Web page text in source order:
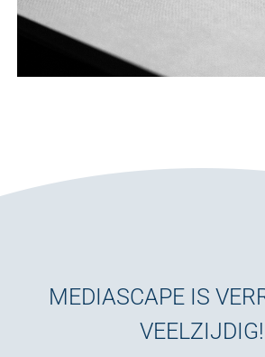
MEDIASCAPE IS
VEELZIJDIG!